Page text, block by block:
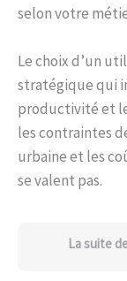
selon votre
Le choix d’un
stratégique qui
productivité et
les contraintes
urbaine et les
se valent pas.
La suite